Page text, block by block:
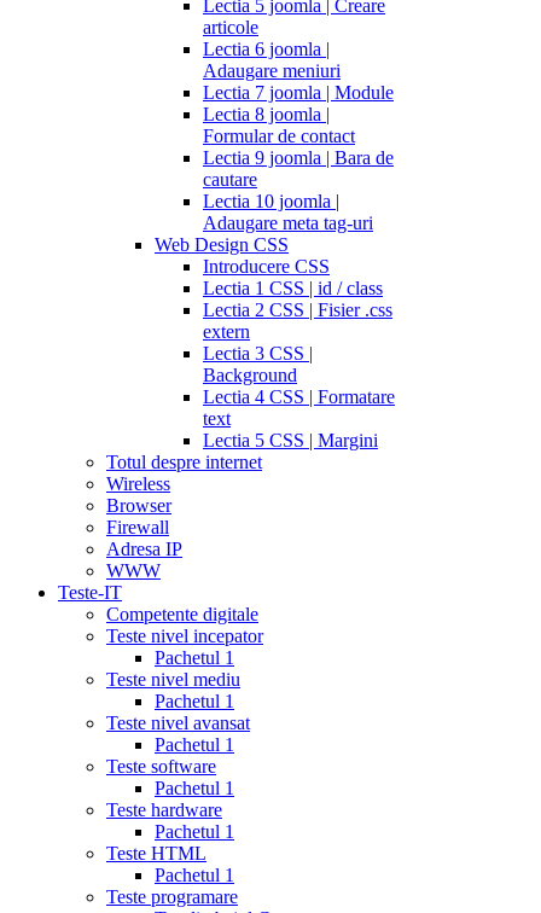
Lectia 5 joomla | Creare
articole
Lectia 6 joomla |
Adaugare meniuri
Lectia 7 joomla | Module
Lectia 8 joomla |
Formular de contact
Lectia 9 joomla | Bara de
cautare
Lectia 10 joomla |
Adaugare meta tag-uri
Web Design CSS
Introducere CSS
Lectia 1 CSS | id / class
Lectia 2 CSS | Fisier .css
extern
Lectia 3 CSS |
Background
Lectia 4 CSS | Formatare
text
Lectia 5 CSS | Margini
Totul despre internet
Wireless
Browser
Firewall
Adresa IP
WWW
Teste-IT
Competente digitale
Teste nivel incepator
Pachetul 1
Teste nivel mediu
Pachetul 1
Teste nivel avansat
Pachetul 1
Teste software
Pachetul 1
Teste hardware
Pachetul 1
Teste HTML
Pachetul 1
Teste programare